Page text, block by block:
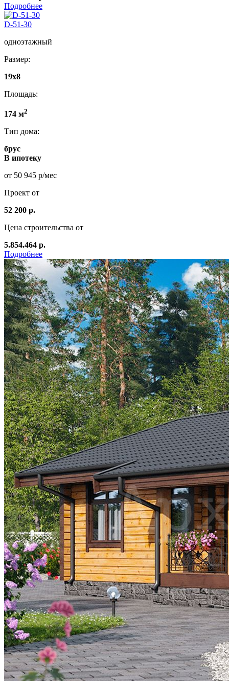
Подробнее
D-51-30
одноэтажный
Размер:
19х8
Площадь:
174 м2
Тип дома:
брус
В ипотеку
от 50 945 р/мес
Проект от
52 200 р.
Цена строительства от
5.854.464 р.
Подробнее